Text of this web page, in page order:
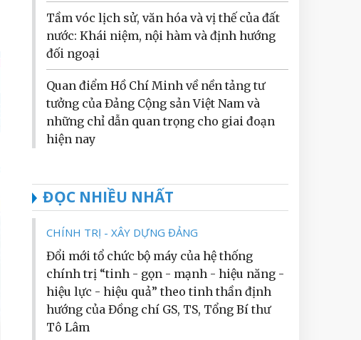
Tầm vóc lịch sử, văn hóa và vị thế của đất
nước: Khái niệm, nội hàm và định hướng
đối ngoại
Quan điểm Hồ Chí Minh về nền tảng tư
tưởng của Đảng Cộng sản Việt Nam và
những chỉ dẫn quan trọng cho giai đoạn
hiện nay
ĐỌC NHIỀU NHẤT
CHÍNH TRỊ - XÂY DỰNG ĐẢNG
Đổi mới tổ chức bộ máy của hệ thống
chính trị “tinh - gọn - mạnh - hiệu năng -
hiệu lực - hiệu quả” theo tinh thần định
hướng của Đồng chí GS, TS, Tổng Bí thư
Tô Lâm